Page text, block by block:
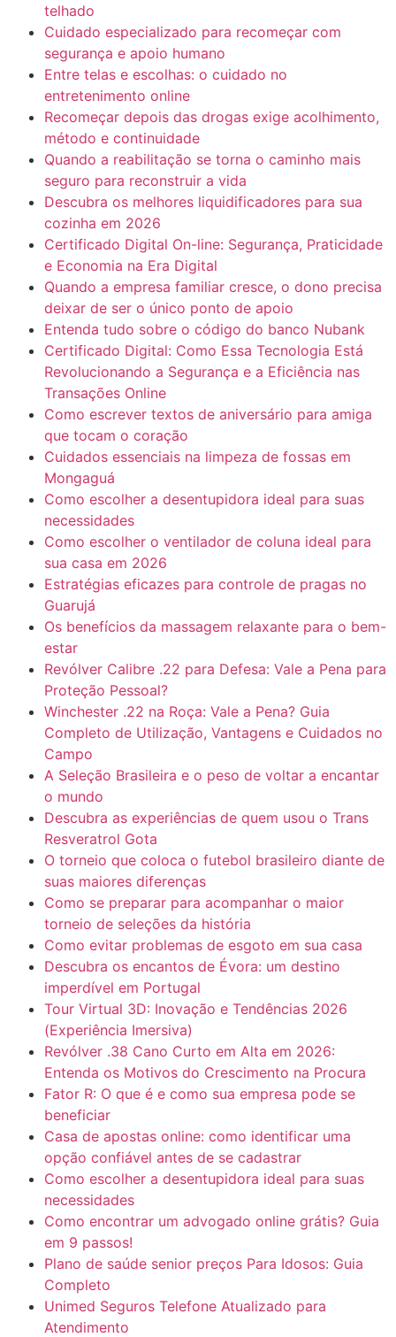
telhado
Cuidado especializado para recomeçar com
segurança e apoio humano
Entre telas e escolhas: o cuidado no
entretenimento online
Recomeçar depois das drogas exige acolhimento,
método e continuidade
Quando a reabilitação se torna o caminho mais
seguro para reconstruir a vida
Descubra os melhores liquidificadores para sua
cozinha em 2026
Certificado Digital On-line: Segurança, Praticidade
e Economia na Era Digital
Quando a empresa familiar cresce, o dono precisa
deixar de ser o único ponto de apoio
Entenda tudo sobre o código do banco Nubank
Certificado Digital: Como Essa Tecnologia Está
Revolucionando a Segurança e a Eficiência nas
Transações Online
Como escrever textos de aniversário para amiga
que tocam o coração
Cuidados essenciais na limpeza de fossas em
Mongaguá
Como escolher a desentupidora ideal para suas
necessidades
Como escolher o ventilador de coluna ideal para
sua casa em 2026
Estratégias eficazes para controle de pragas no
Guarujá
Os benefícios da massagem relaxante para o bem-
estar
Revólver Calibre .22 para Defesa: Vale a Pena para
Proteção Pessoal?
Winchester .22 na Roça: Vale a Pena? Guia
Completo de Utilização, Vantagens e Cuidados no
Campo
A Seleção Brasileira e o peso de voltar a encantar
o mundo
Descubra as experiências de quem usou o Trans
Resveratrol Gota
O torneio que coloca o futebol brasileiro diante de
suas maiores diferenças
Como se preparar para acompanhar o maior
torneio de seleções da história
Como evitar problemas de esgoto em sua casa
Descubra os encantos de Évora: um destino
imperdível em Portugal
Tour Virtual 3D: Inovação e Tendências 2026
(Experiência Imersiva)
Revólver .38 Cano Curto em Alta em 2026:
Entenda os Motivos do Crescimento na Procura
Fator R: O que é e como sua empresa pode se
beneficiar
Casa de apostas online: como identificar uma
opção confiável antes de se cadastrar
Como escolher a desentupidora ideal para suas
necessidades
Como encontrar um advogado online grátis? Guia
em 9 passos!
Plano de saúde senior preços Para Idosos: Guia
Completo
Unimed Seguros Telefone Atualizado para
Atendimento